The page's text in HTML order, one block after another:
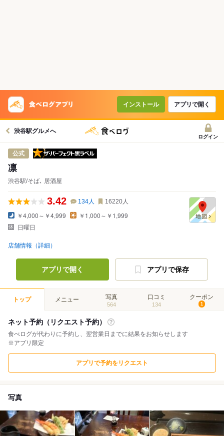
インストール アプリで開く
渋谷駅グルメへ
ログイン
公式
凛
渋谷駅/そば､ 居酒屋
3.42 134人 16220人
￥4,000～￥4,999
￥1,000～￥1,999
日曜日
店舗情報（詳細）
アプリで開く アプリで保存
トップ メニュー 写真
564
口コミ
134
クーポン
1
ネット予約（リクエスト予約）
食べログが代わりに予約し、翌営業日までに結果をお知らせします
※アプリ限定
アプリで予約をリクエスト
写真